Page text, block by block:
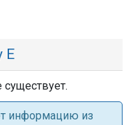
Е
существует.
информацию из